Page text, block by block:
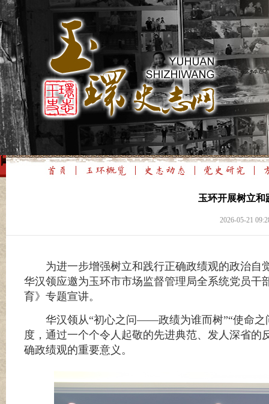
玉环开展树立和
2026-05-21
为进一步增强树立和践行正确政绩观的政治自
华汉领应邀为玉环市市场监督管理局全系统党员
育》专题宣讲。
华汉领从“初心之问——政绩为谁而树”“使命
度，通过一个个令人起敬的先进典范、发人深省
确政绩观的重要意义。